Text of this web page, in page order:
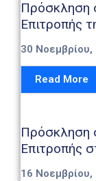
Πρόσκληση
Επιτροπής
30 Νοεμβρίου,
Read More
Πρόσκληση
Επιτροπής
16 Νοεμβρίου,